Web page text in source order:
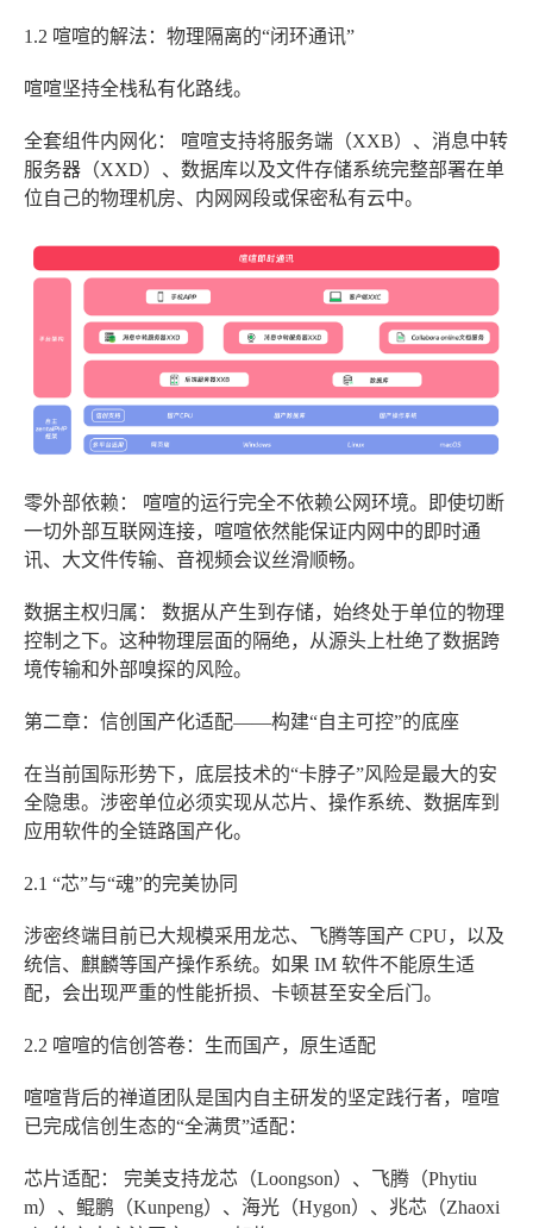
1.2 喧喧的解法：物理隔离的“闭环通讯”
喧喧坚持全栈私有化路线。
全套组件内网化：
喧喧支持将服务端（XXB）、消息中转
服务器（XXD）、数据库以及文件存储系统完整部署在单
位自己的物理机房、内网网段或保密私有云中。
零外部依赖：
喧喧的运行完全不依赖公网环境。即使切断
一切外部互联网连接，喧喧依然能保证内网中的即时通
讯、大文件传输、音视频会议丝滑顺畅。
数据主权归属：
数据从产生到存储，始终处于单位的物理
控制之下。这种物理层面的隔绝，从源头上杜绝了数据跨
境传输和外部嗅探的风险。
第二章：信创国产化适配——构建“自主可控”的底座
在当前国际形势下，底层技术的“卡脖子”风险是最大的安
全隐患。涉密单位必须实现从芯片、操作系统、数据库到
应用软件的全链路国产化。
2.1 “芯”与“魂”的完美协同
涉密终端目前已大规模采用龙芯、飞腾等国产 CPU，以及
统信、麒麟等国产操作系统。如果 IM 软件不能原生适
配，会出现严重的性能折损、卡顿甚至安全后门。
2.2 喧喧的信创答卷：生而国产，原生适配
喧喧背后的禅道团队是国内自主研发的坚定践行者，喧喧
已完成信创生态的“全满贯”适配：
芯片适配：
完美支持龙芯（Loongson）、飞腾（Phytiu
m）、鲲鹏（Kunpeng）、海光（Hygon）、兆芯（Zhaoxi